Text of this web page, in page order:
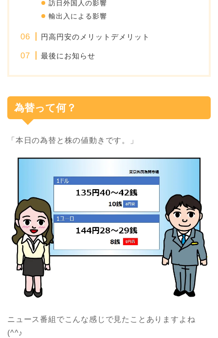
訪日外国人の影響
輸出入による影響
円高円安のメリットデメリット
最後にお知らせ
為替って何？
「本日の為替と株の値動きです。」
ニュース番組でこんな感じで見たことありますよね
(^^♪